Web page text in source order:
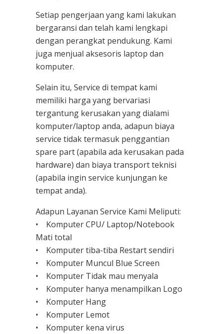
Setiap pengerjaan yang kami lakukan
bergaransi dan telah kami lengkapi
dengan perangkat pendukung. Kami
juga menjual aksesoris laptop dan
komputer.
Selain itu, Service di tempat kami
memiliki harga yang bervariasi
tergantung kerusakan yang dialami
komputer/laptop anda, adapun biaya
service tidak termasuk penggantian
spare part (apabila ada kerusakan pada
hardware) dan biaya transport teknisi
(apabila ingin service kunjungan ke
tempat anda).
Adapun Layanan Service Kami Meliputi:
• Komputer CPU/ Laptop/Notebook
Mati total
• Komputer tiba-tiba Restart sendiri
• Komputer Muncul Blue Screen
• Komputer Tidak mau menyala
• Komputer hanya menampilkan Logo
• Komputer Hang
• Komputer Lemot
• Komputer kena virus